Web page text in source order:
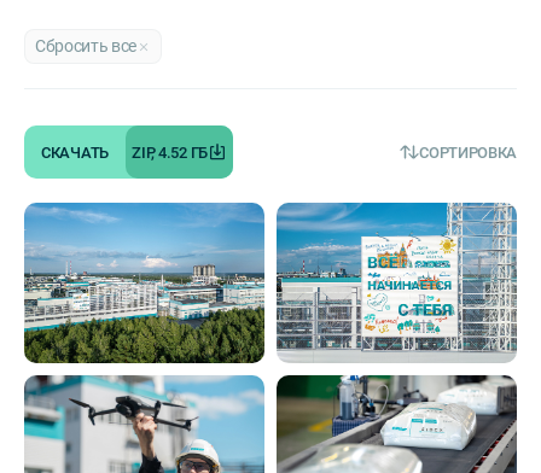
Сбросить все
СКАЧАТЬ ZIP, 4.52 ГБ СОРТИРОВКА